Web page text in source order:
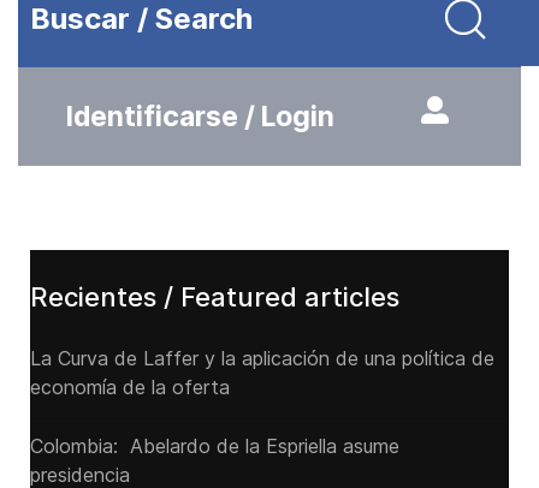
Buscar / Search
Identificarse / Login
Recientes / Featured articles
La Curva de Laffer y la aplicación de una política de
economía de la oferta
Colombia: Abelardo de la Espriella asume
presidencia